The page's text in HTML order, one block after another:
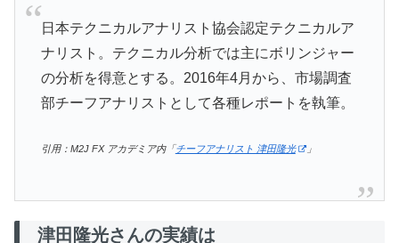
日本テクニカルアナリスト協会認定テクニカルア
ナリスト。テクニカル分析では主にボリンジャー
の分析を得意とする。2016年4月から、市場調査
部チーフアナリストとして各種レポートを執筆。
引用：M2J FX アカデミア内「チーフアナリスト 津田隆光 」
津田隆光さんの実績は